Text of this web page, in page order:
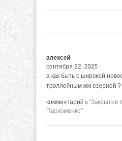
алексей
сентября 22, 2025
а как быть с широкой
троллейным жм озерной ?
комментарий к "Закрытие
Пархоменко"